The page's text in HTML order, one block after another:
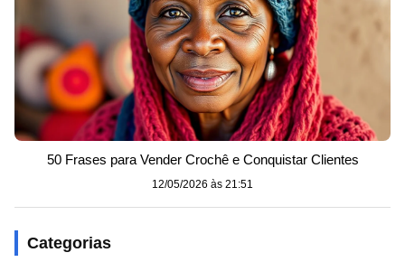
50 Frases para Vender Crochê e Conquistar Clientes
12/05/2026 às 21:51
Categorias